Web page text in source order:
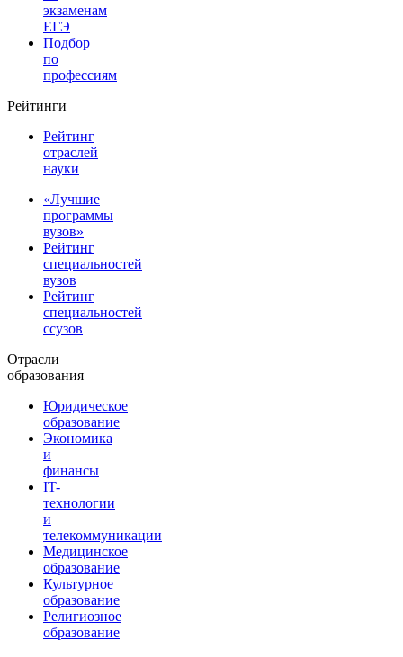
экзаменам
ЕГЭ
Подбор
по
профессиям
Рейтинги
Рейтинг
отраслей
науки
«Лучшие
программы
вузов»
Рейтинг
специальностей
вузов
Рейтинг
специальностей
ссузов
Отрасли
образования
Юридическое
образование
Экономика
и
финансы
IT-
технологии
и
телекоммуникации
Медицинское
образование
Культурное
образование
Религиозное
образование